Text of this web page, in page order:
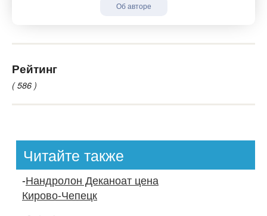
Об авторе
Рейтинг
( 586 )
Читайте также
-Нандролон Деканоат цена
Кирово-Чепецк